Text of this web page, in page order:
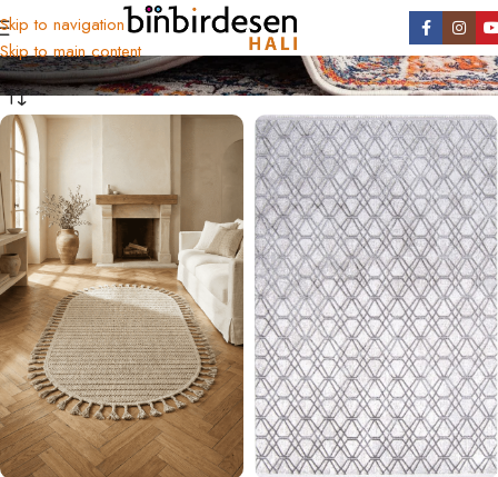
Skip to navigation
Skip to main contentYatak Odası Halısı